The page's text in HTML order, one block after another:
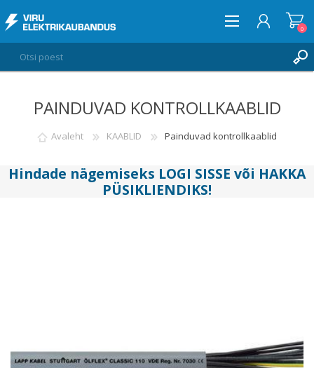
LOGI SISSE
SOOVIKORV 0
0
PAINDUVAD KONTROLLKAABLID
Avaleht KAABLID Painduvad kontrollkaablid
Hindade nägemiseks LOGI SISSE või HAKKA
PÜSIKLIENDIKS!